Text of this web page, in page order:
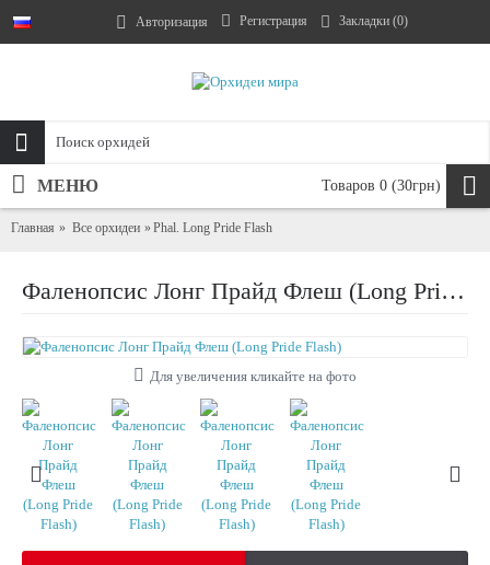
Авторизация Регистрация Закладки (0)
Товаров 0 (30грн)
МЕНЮ
Главная Все орхидеи Phal. Long Pride Flash
Фаленопсис Лонг Прайд Флеш (Long Pride Flash)
Для увеличения кликайте на фото